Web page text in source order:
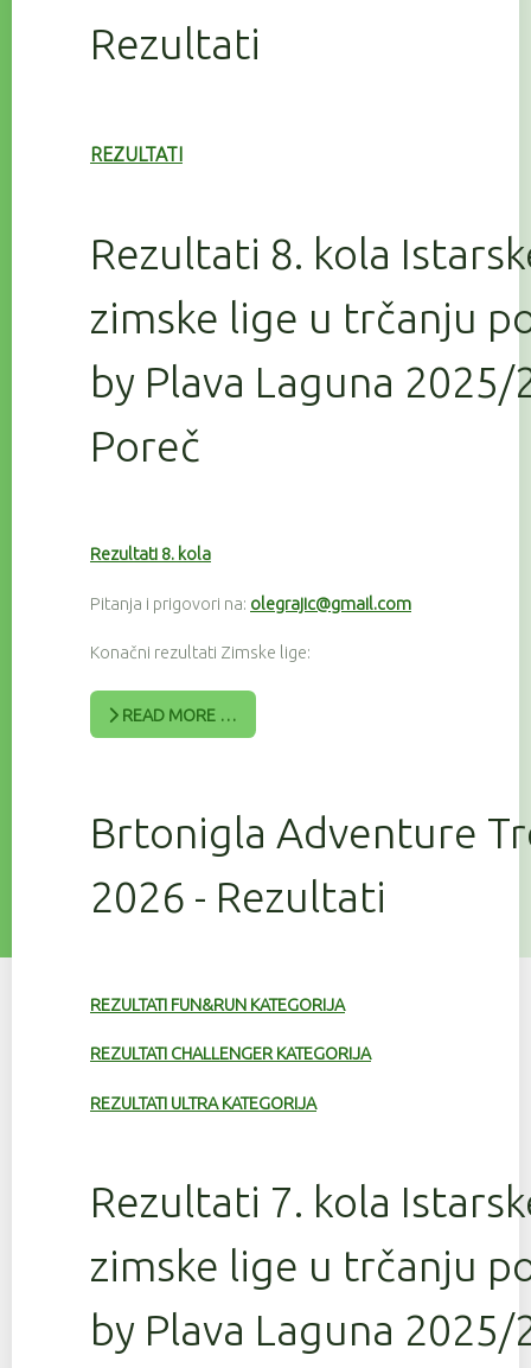
Rezultati
REZULTATI
Rezultati 8. kola
zimske lige u trčanju
by Plava Laguna 2025/
Poreč
Rezultati 8. kola
Pitanja i prigovori na: olegrajic@gmail.com
Konačni rezultati Zimske lige:
READ MORE …
Brtonigla Adventure
2026 - Rezultati
REZULTATI FUN&RUN KATEGORIJA
REZULTATI CHALLENGER KATEGORIJA
REZULTATI ULTRA KATEGORIJA
Rezultati 7. kola
zimske lige u trčanju
by Plava Laguna 2025/